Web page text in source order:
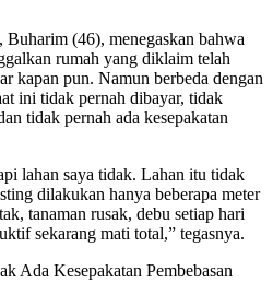
(46), menegaskan bahwa
rumah yang diklaim telah
kapan pun. Namun berbeda dengan
ini tidak pernah dibayar, tidak
tidak pernah ada kesepakatan
lahan saya tidak. Lahan itu tidak
dilakukan hanya beberapa meter
tanaman rusak, debu setiap hari
sekarang mati total,” tegasnya.
Ada Kesepakatan Pembebasan